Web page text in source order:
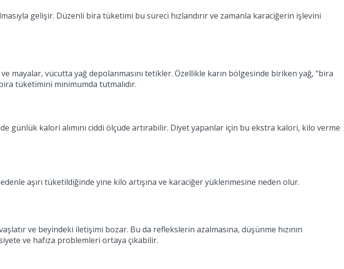
gelişir. Düzenli bira tüketimi bu süreci hızlandırır ve zamanla karaciğerin işlevini
mayalar, vücutta yağ depolanmasını tetikler. Özellikle karın bölgesinde biriken yağ, “bira
tüketimini minimumda tutmalıdır.
kalori alımını ciddi ölçüde artırabilir. Diyet yapanlar için bu ekstra kalori, kilo verme
aşırı tüketildiğinde yine kilo artışına ve karaciğer yüklenmesine neden olur.
ve beyindeki iletişimi bozar. Bu da reflekslerin azalmasına, düşünme hızının
ve hafıza problemleri ortaya çıkabilir.